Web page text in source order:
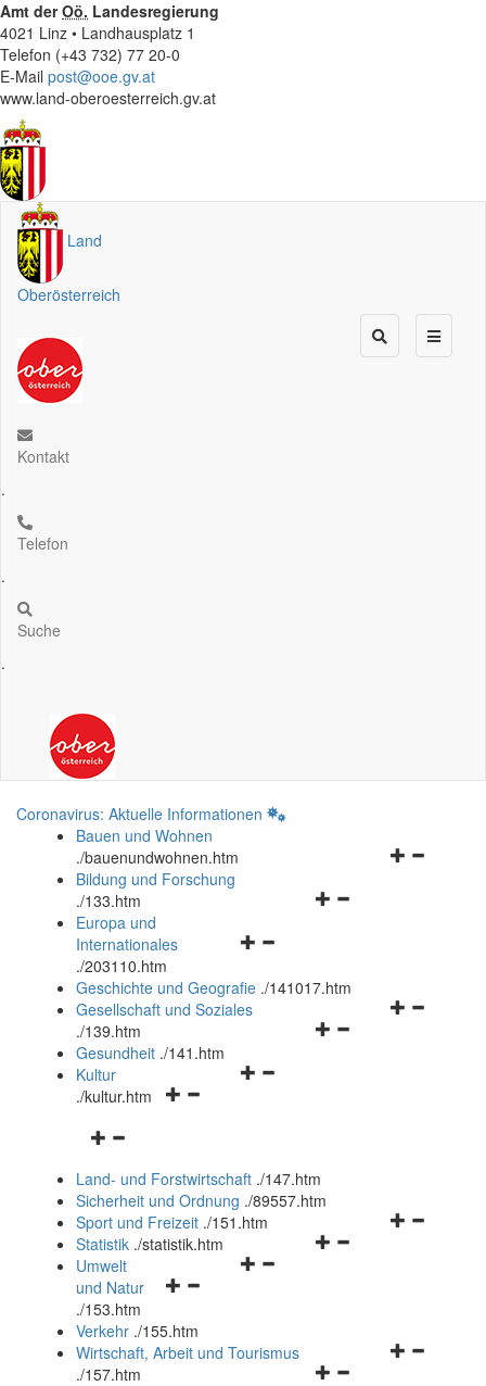
Amt derOö. Landesregierung
4021 Linz • Landhausplatz 1
Telefon (+43 732) 77 20-0
E-Mail post@ooe.gv.at
www.land-oberoesterreich.gv.at
Land
Oberösterreich
Kontakt
.
Telefon
.
Suche
.
Coronavirus: Aktuelle Informationen
Bauen und Wohnen
./bauenundwohnen.htm
Navigationsmenü
Bildung und Forschung
./133.htm
Navigationsmenü
und
schließen
Europa und
Internationales
./203110.htm
Geschichte und Geografie ./141017.htm
Navigationsmenü
Gesellschaft und Soziales
./139.htm
Navigationsmenü
Gesundheit ./141.htm
Navigationsmenü
Kultur
./kultur.htm
Navigationsmenü
und
schließen
Land- und Forstwirtschaft ./147.htm
Sicherheit und Ordnung ./89557.htm
Navigationsmenü
Sport und Freizeit ./151.htm
Navigationsmenü
Statistik ./statistik.htm
Navigationsmenü
und
schließen
Umwelt
und Natur
./153.htm
Verkehr ./155.htm
Navigationsmenü
Wirtschaft, Arbeit und Tourismus
./157.htm